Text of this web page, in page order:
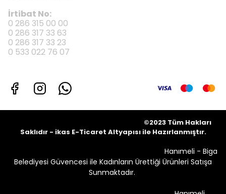
İrtibat No:
0 286 315 00 00
0 286 317 33 63
0 286 317 33 23
0 533 022 76 07
©2023 Tüm Hakları
Saklıdır - ikas E-Ticaret Altyapısı ile Hazırlanmıştır.
Hanımeli - Biga
Belediyesi Güvencesi ile Kadınların Ürettiği Ürünleri Satışa
Sunmaktadır.